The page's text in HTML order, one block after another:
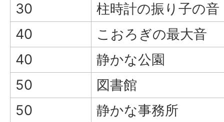
30
柱時計の振り子の
40
こおろぎの最大音
40
静かな公園
50
図書館
50
静かな事務所